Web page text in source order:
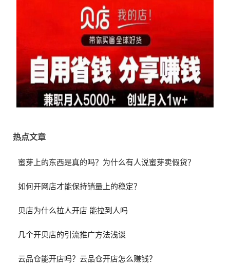
热点文章
蜜芽上的东西是真的吗？为什么有人说蜜芽卖假货？
如何开网店才能保持销量上的稳定？
贝店为什么拉人开店 能拉到人吗
几个开贝店的引流推广方法浅谈
云品仓能开店吗？云品仓开店怎么赚钱？